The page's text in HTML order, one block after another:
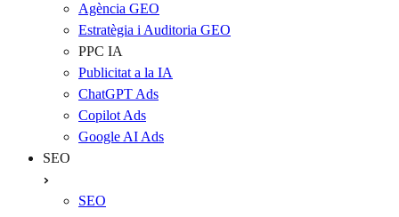
Agència GEO
Estratègia i Auditoria GEO
PPC IA
Publicitat a la IA
ChatGPT Ads
Copilot Ads
Google AI Ads
SEO
SEO